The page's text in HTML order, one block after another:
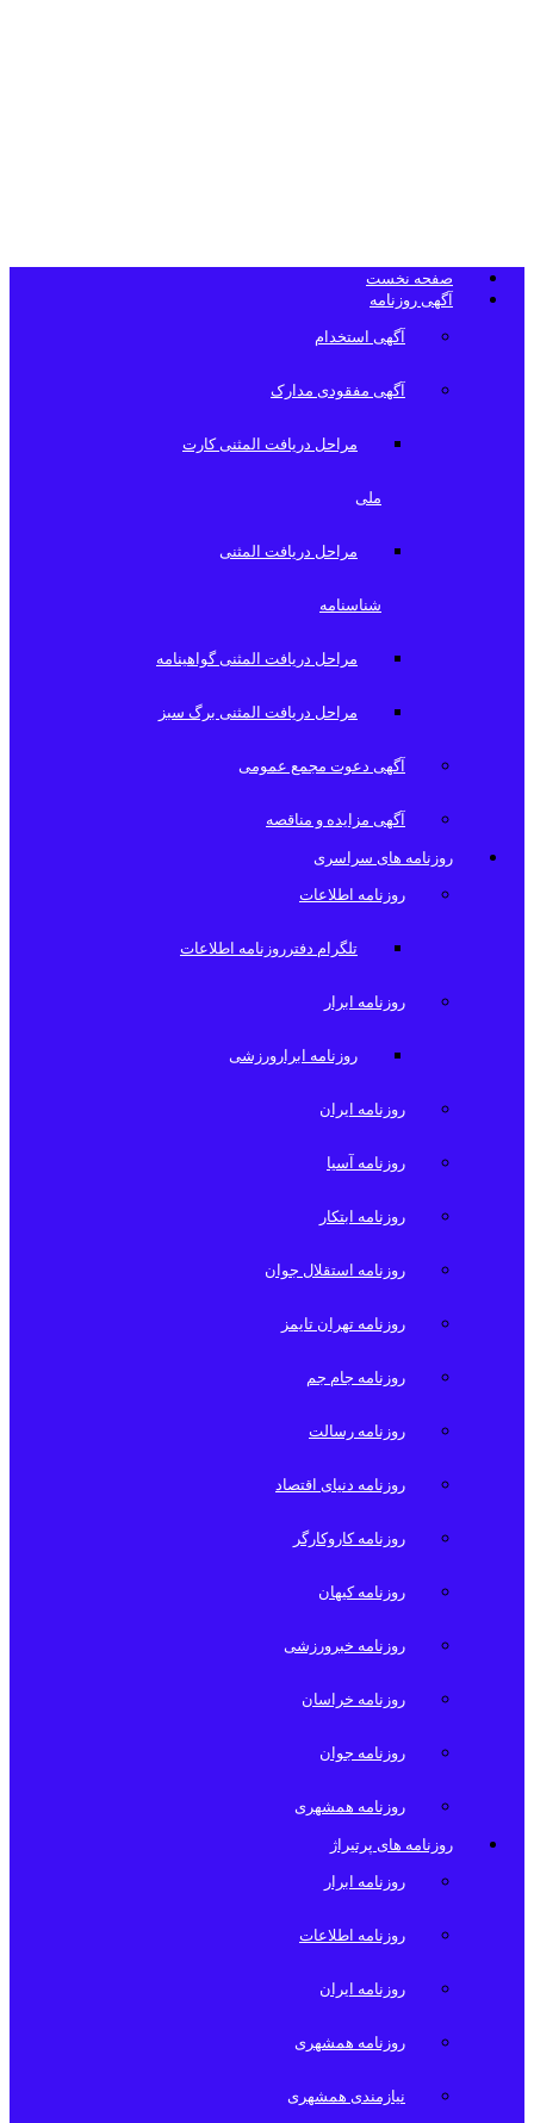
صفحه نخست
آگهی روزنامه
آگهی استخدام
آگهی مفقودی مدارک
مراحل دریافت المثنی کارت
ملی
مراحل دریافت المثنی
شناسنامه
مراحل دریافت المثنی گواهینامه
مراحل دریافت المثنی برگ سبز
آگهی دعوت مجمع عمومی
آگهی مزایده و مناقصه
روزنامه های سراسری
روزنامه اطلاعات
تلگرام دفترروزنامه اطلاعات
روزنامه ابرار
روزنامه ابرارورزشی
روزنامه ایران
روزنامه آسیا
روزنامه ابتکار
روزنامه استقلال جوان
روزنامه تهران تایمز
روزنامه جام جم
روزنامه رسالت
روزنامه دنیای اقتصاد
روزنامه کاروکارگر
روزنامه کیهان
روزنامه خبرورزشی
روزنامه خراسان
روزنامه جوان
روزنامه همشهری
روزنامه های پرتیراژ
روزنامه ابرار
روزنامه اطلاعات
روزنامه ایران
روزنامه همشهری
نیازمندی همشهری